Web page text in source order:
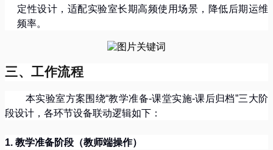
定性设计，适配实验室长期高频使用场景，降低后期运维
频率。
三、工作流程
本实验室方案围绕“教学准备-课堂实施-课后归档”三大阶
段设计，各环节设备联动逻辑如下：
1. 教学准备阶段（教师端操作）